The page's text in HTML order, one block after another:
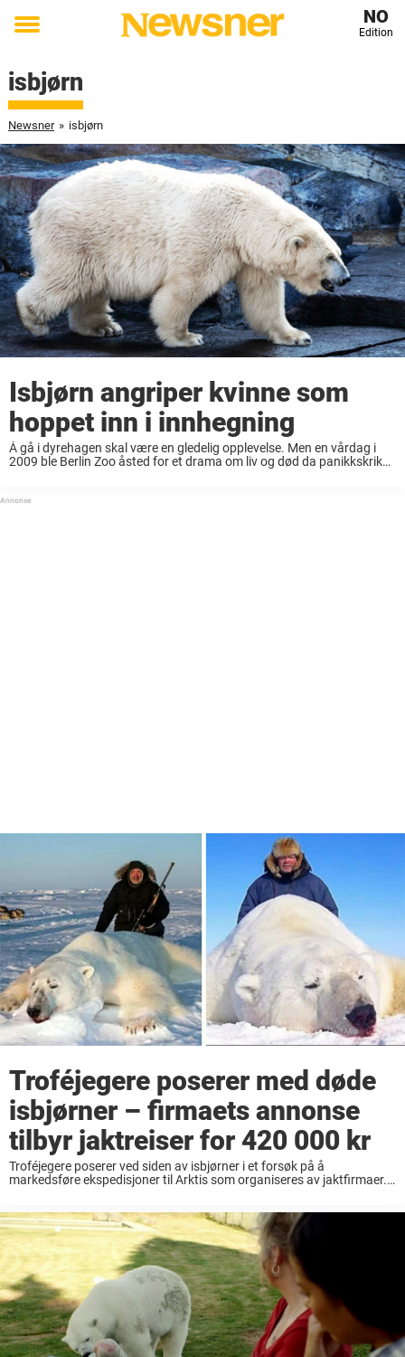
Toggle
NO
Edition
isbjørn
Newsner » isbjørn
Isbjørn angriper kvinne som
hoppet inn i innhegning
Å gå i dyrehagen skal være en gledelig opplevelse. Men en vårdag i
2009 ble Berlin Zoo åsted for et drama om liv og død da panikkskrik
Troféjegere poserer med døde
isbjørner – firmaets annonse
tilbyr jaktreiser for 420 000 kr
Troféjegere poserer ved siden av isbjørner i et forsøk på å
markedsføre ekspedisjoner til Arktis som organiseres av jaktfirmaer.